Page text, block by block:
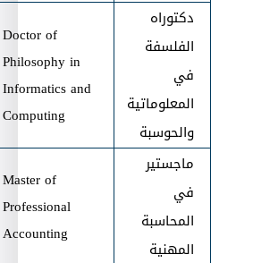
دكتوراه
الفلسفة
في
المعلوماتية
والحوسبة
Doctor of
Philosophy in
Informatics and
Computing
ماجستير
في
المحاسبة
المهنية
Master of
Professional
Accounting